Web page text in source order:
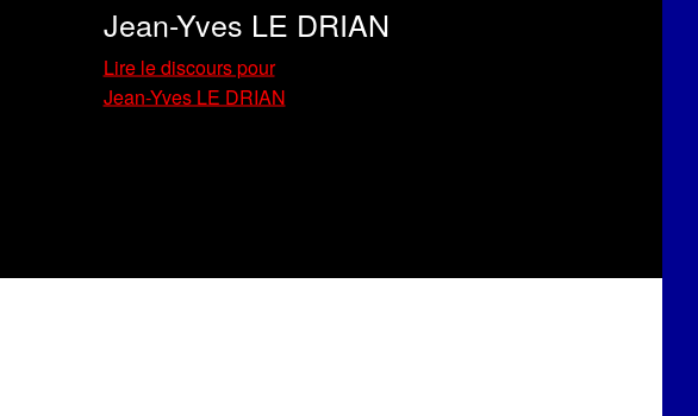
Jean-Yves LE DRIAN
Lire le discours pour
Jean-Yves LE DRIAN